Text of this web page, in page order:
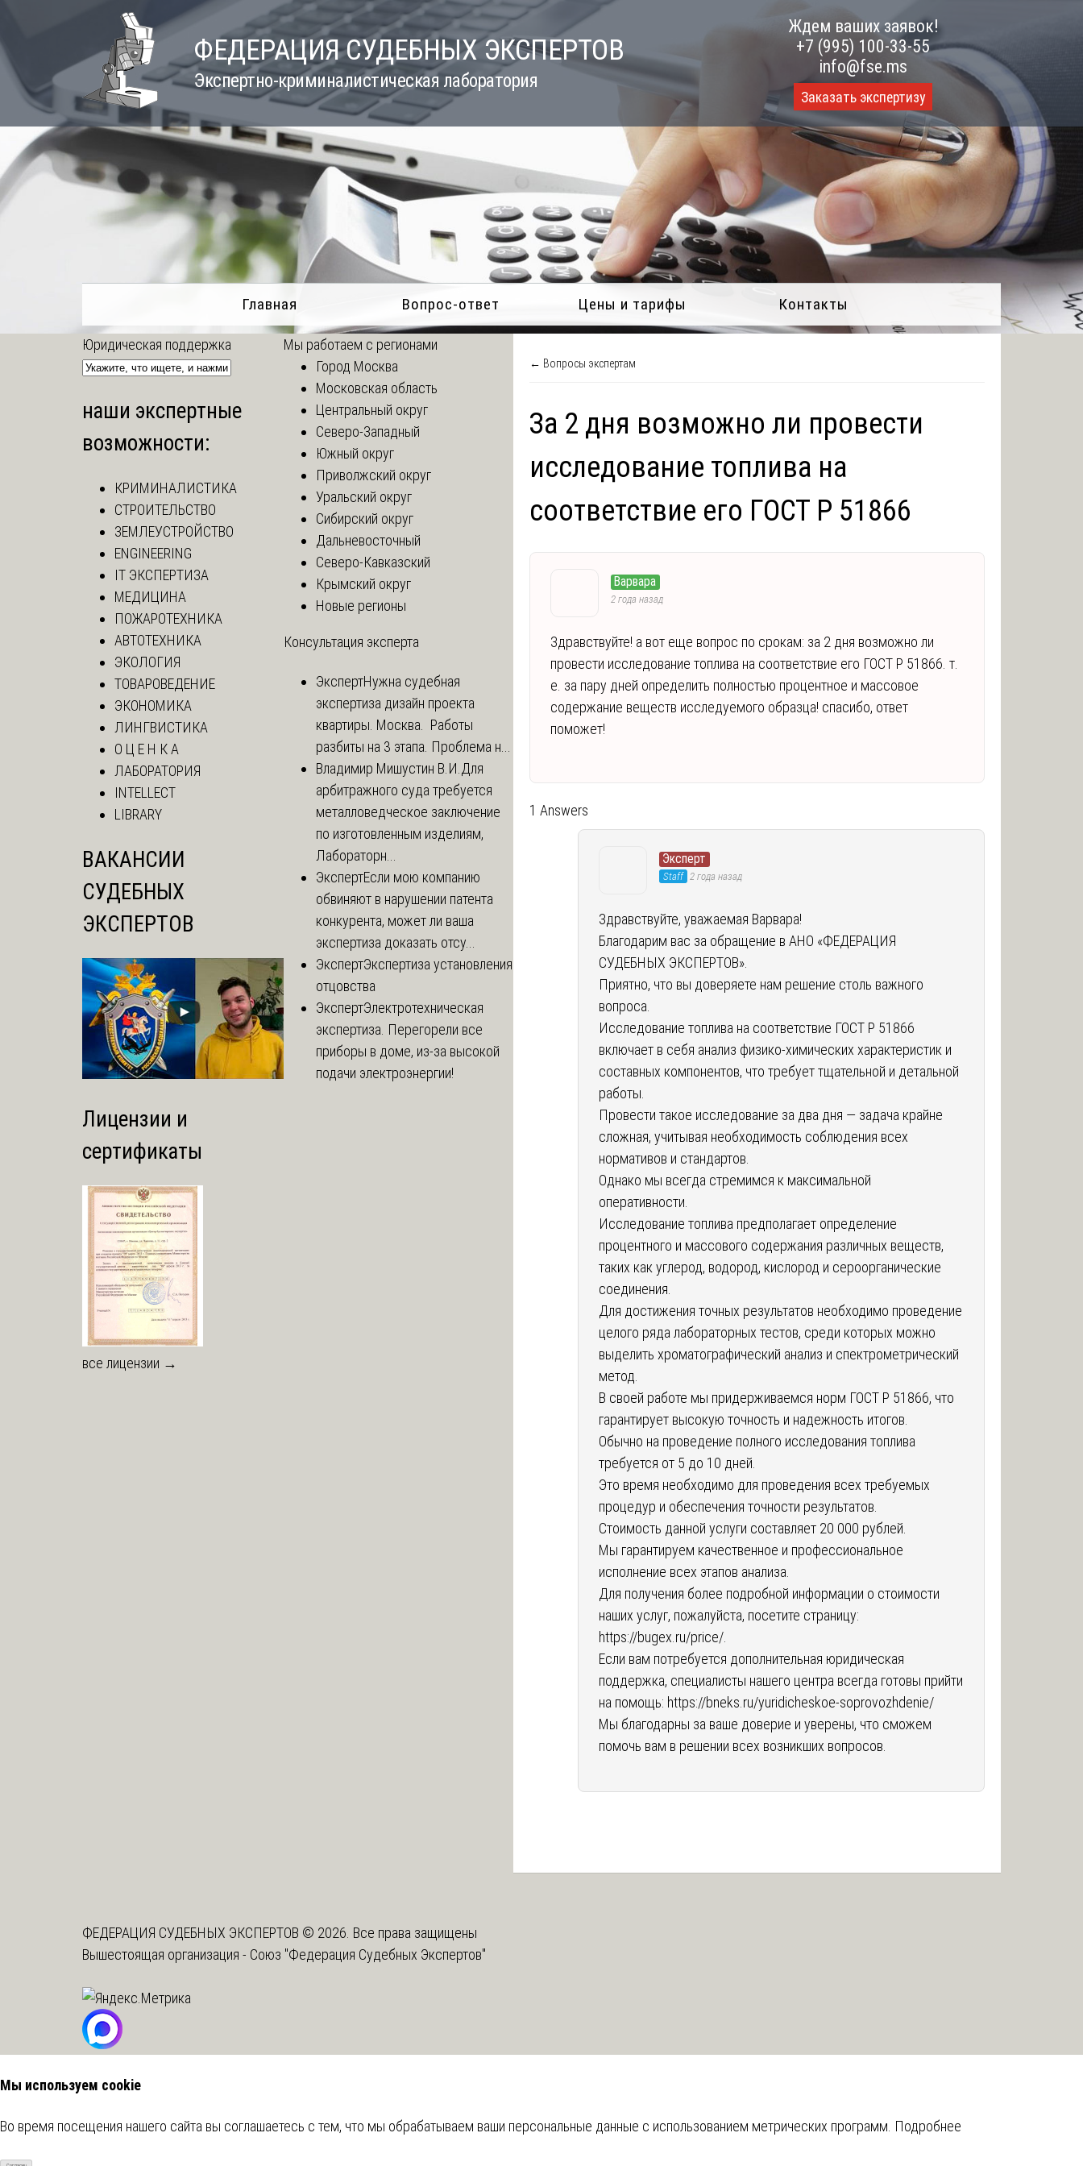
content
ФЕДЕРАЦИЯ СУДЕБНЫХ ЭКСПЕРТОВ
Экспертно-криминалистическая лаборатория
Ждем ваших заявок!
+7 (995) 100-33-55
info@fse.ms
Заказать экспертизу
Главная Вопрос-ответ Цены и тарифы Контакты
← Вопросы экспертам
За 2 дня возможно ли провести
исследование топлива на
соответствие его ГОСТ Р 51866
Варвара
2 года назад
Здравствуйте! а вот еще вопрос по срокам: за 2 дня возможно ли
провести исследование топлива на соответствие его ГОСТ Р 51866. т.
е. за пару дней определить полностью процентное и массовое
содержание веществ исследуемого образца! спасибо, ответ
поможет!
1 Answers
Эксперт
Staff 2 года назад
Здравствуйте, уважаемая Варвара!
Благодарим вас за обращение в АНО «ФЕДЕРАЦИЯ
СУДЕБНЫХ ЭКСПЕРТОВ».
Приятно, что вы доверяете нам решение столь важного
вопроса.
Исследование топлива на соответствие ГОСТ Р 51866
включает в себя анализ физико-химических характеристик и
составных компонентов, что требует тщательной и детальной
работы.
Провести такое исследование за два дня — задача крайне
сложная, учитывая необходимость соблюдения всех
нормативов и стандартов.
Однако мы всегда стремимся к максимальной
оперативности.
Исследование топлива предполагает определение
процентного и массового содержания различных веществ,
таких как углерод, водород, кислород и сероорганические
соединения.
Для достижения точных результатов необходимо проведение
целого ряда лабораторных тестов, среди которых можно
выделить хроматографический анализ и спектрометрический
метод.
В своей работе мы придерживаемся норм ГОСТ Р 51866, что
гарантирует высокую точность и надежность итогов.
Обычно на проведение полного исследования топлива
требуется от 5 до 10 дней.
Это время необходимо для проведения всех требуемых
процедур и обеспечения точности результатов.
Стоимость данной услуги составляет 20 000 рублей.
Мы гарантируем качественное и профессиональное
исполнение всех этапов анализа.
Для получения более подробной информации о стоимости
наших услуг, пожалуйста, посетите страницу:
https://bugex.ru/price/
Если вам потребуется дополнительная юридическая
поддержка, специалисты нашего центра всегда готовы прийти
на помощь: https://bneks.ru/yuridicheskoe-soprovozhdenie/
Мы благодарны за ваше доверие и уверены, что сможем
помочь вам в решении всех возникших вопросов.
Юридическая поддержка
наши экспертные
возможности:
КРИМИНАЛИСТИКА
СТРОИТЕЛЬСТВО
ЗЕМЛЕУСТРОЙСТВО
ENGINEERING
IT ЭКСПЕРТИЗА
МЕДИЦИНА
ПОЖАРОТЕХНИКА
АВТОТЕХНИКА
ЭКОЛОГИЯ
ТОВАРОВЕДЕНИЕ
ЭКОНОМИКА
ЛИНГВИСТИКА
О Ц Е Н К А
ЛАБОРАТОРИЯ
INTELLECT
LIBRARY
ВАКАНСИИ
СУДЕБНЫХ
ЭКСПЕРТОВ
Лицензии и
сертификаты
все лицензии →
Мы работаем с регионами
Город Москва
Московская область
Центральный округ
Северо-Западный
Южный округ
Приволжский округ
Уральский округ
Сибирский округ
Дальневосточный
Северо-Кавказский
Крымский округ
Новые регионы
Консультация эксперта
ЭкспертНужна судебная
экспертиза дизайн проекта
квартиры. Москва. Работы
разбиты на 3 этапа. Проблема н...
Владимир Мишустин В.И. Для
арбитражного суда требуется
металловедческое заключение
по изготовленным изделиям,
Лабораторн...
ЭкспертЕсли мою компанию
обвиняют в нарушении патента
конкурента, может ли ваша
экспертиза доказать отсу...
ЭкспертЭкспертиза установления
отцовства
ЭкспертЭлектротехническая
экспертиза. Перегорели все
приборы в доме, из-за высокой
подачи электроэнергии!
ФЕДЕРАЦИЯ СУДЕБНЫХ ЭКСПЕРТОВ © 2026. Все права защищены
Вышестоящая организация - Союз "Федерация Судебных Экспертов"
Мы используем cookie
Во время посещения нашего сайта вы соглашаетесь с тем, что мы обрабатываем ваши персональные данные с использованием метрических программ. Подробнее